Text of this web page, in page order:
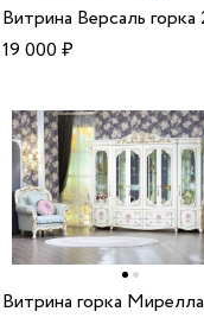
19 000₽
Витрина горка Мирелла